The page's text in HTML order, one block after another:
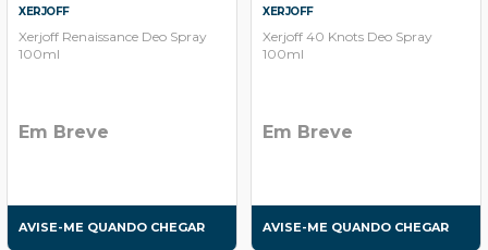
XERJOFF
Xerjoff Renaissance Deo Spray
100ml
Em Breve
AVISE-ME QUANDO CHEGAR
XERJOFF
Xerjoff 40 Knots Deo Spray
100ml
Em Breve
AVISE-ME QUANDO CHEGAR